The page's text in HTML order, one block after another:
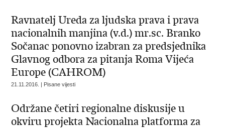
Ravnatelj Ureda za ljudska prava i prava
nacionalnih manjina (v.d.) mr.sc. Branko
Sočanac ponovno izabran za predsjednika
Glavnog odbora za pitanja Roma Vijeća
Europe (CAHROM)
21.11.2016. | Pisane vijesti
Održane četiri regionalne diskusije u
okviru projekta Nacionalna platforma za